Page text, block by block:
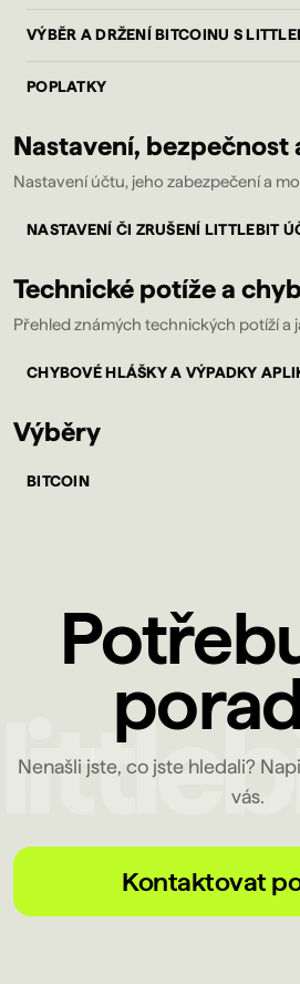
VÝBĚR A DRŽENÍ BITCOINU S
POPLATKY
Nastavení, bezpečnost
Nastavení účtu, jeho zabezpečení a
NASTAVENÍ ČI ZRUŠENÍ LITTLEBIT
Technické potíže a
Přehled známých technických potíží a
CHYBOVÉ HLÁŠKY A VÝPADKY
Výběry
BITCOIN
Nenašli jste, co jste hledali?
vás.
Kontaktovat